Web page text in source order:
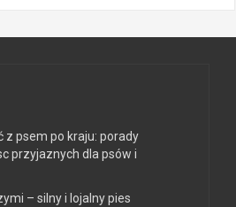
z psem po kraju: porady
przyjaznych dla psów i
– silny i lojalny pies